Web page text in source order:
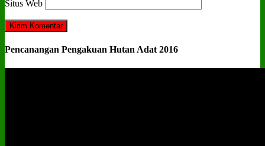
Situs Web
Pencanangan Pengakuan Hutan Adat 2016